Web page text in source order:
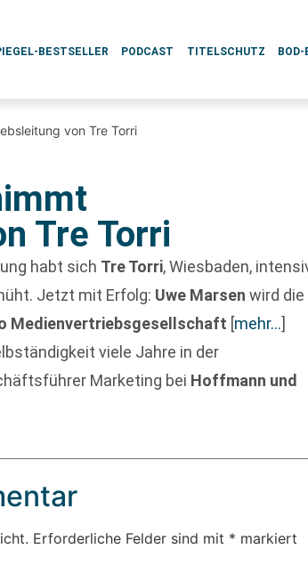
BESTSELLER PODCAST TITELSCHUTZ
von Tre Torri
Tre Torri
habt sich Tre Torri, Wiesbaden,
Jetzt mit Erfolg: Uwe Marsenwird die
Medienvertriebsgesellschaft [mehr…]
viele Jahre in der
Marketing bei Hoffmann und
Erforderliche Felder sind mit * markiert